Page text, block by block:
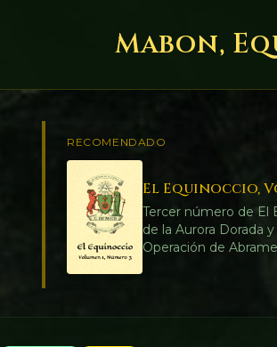
Mabon,
RECOMENDADO
El Equinoccio,
Tercer número de El
de la Aurora Dorada
Operación de